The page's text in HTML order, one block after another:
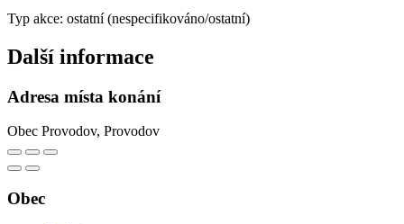
Typ akce: ostatní (nespecifikováno/ostatní)
Další informace
Adresa místa konání
Obec Provodov, Provodov
Obec